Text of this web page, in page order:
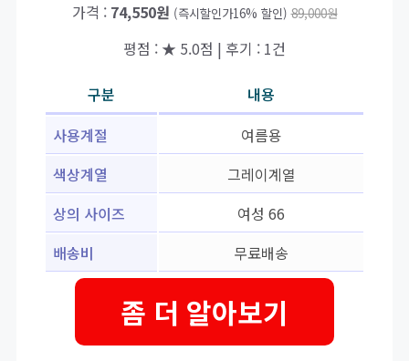
가격 : 74,550원 (즉시할인가16% 할인) 89,000원
평점 : ★ 5.0점 | 후기 : 1건
구분
내용
사용계절
여름용
색상계열
그레이계열
상의 사이즈
여성 66
배송비
무료배송
좀 더 알아보기